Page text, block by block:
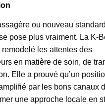
ou nouveau
pose plus vraiment. La K-
les attentes des
en matière de soin, de
Elle a prouvé qu’un
par les bons canaux
une approche locale en